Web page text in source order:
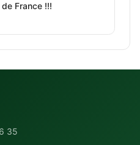
France !!!
35